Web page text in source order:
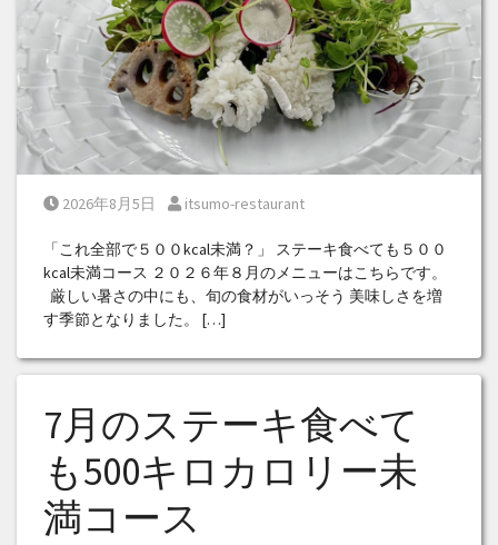
Posted on
2026年8月5日 Posted by
itsumo-restaurant
「これ全部で５００kcal未満？」 ステーキ食べても５００
kcal未満コース ２０２６年８月のメニューはこちらです。
厳しい暑さの中にも、旬の食材がいっそう 美味しさを増
す季節となりました。 […]
7月のステーキ食べて
も500キロカロリー未
満コース